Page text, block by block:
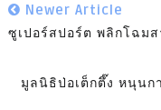
Newer Article
ซูเปอร์สปอร์ต พลิกโฉม
มูลนิธิป่อเต็กตึ๊ง หนุนก